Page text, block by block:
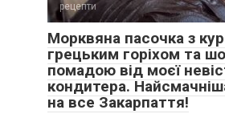
рецепти
Морквяна пасочка з
грецьким горіхом та
помадою від моєї
кондитера.
на все Закарпаття!